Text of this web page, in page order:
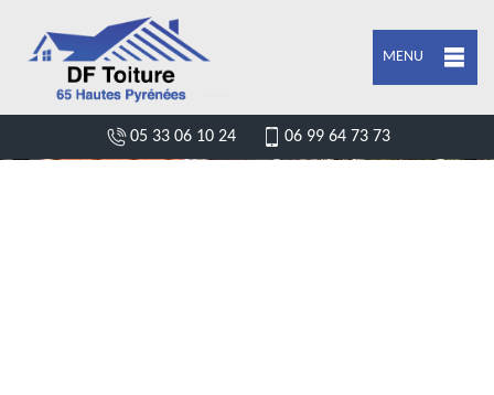
MENU
05 33 06 10 24 06 99 64 73 73